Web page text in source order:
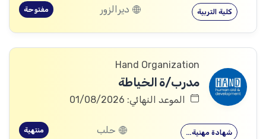
كلية التربية ديرالزور مفتوحة
Hand Organization
مدرب/ة الخياطة
الموعد النهائي: 01/08/2026
شهادة مهنية… حلب منتهية